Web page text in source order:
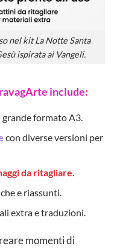
nel kit La Notte Santa
ispirata ai Vangeli.
include:
formato A3.
con diverse versioni per
da ritagliare.
e riassunti.
extra e traduzioni.
momenti di